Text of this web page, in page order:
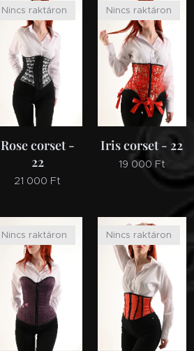
Rose corset -
22
Nincs raktáron
21 000 Ft
Iris corset - 22
Nincs raktáron
19 000 Ft
Nincs raktáron Nincs raktáron